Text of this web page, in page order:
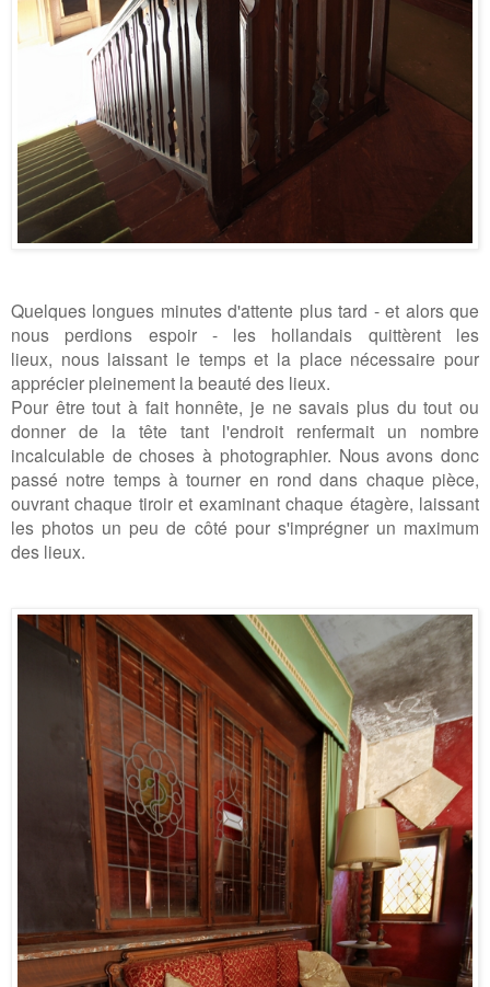
Quelques longues minutes d'attente plus tard - et alors que
nous perdions espoir - les hollandais quittèrent les
lieux, nous laissant le temps et la place nécessaire pour
apprécier pleinement la beauté des lieux.
Pour être tout à fait honnête, je ne savais plus du tout ou
donner de la tête tant l'endroit renfermait un nombre
incalculable de choses à photographier. Nous avons donc
passé notre temps à tourner en rond dans chaque pièce,
ouvrant chaque tiroir et examinant chaque étagère, laissant
les photos un peu de côté pour s'imprégner un maximum
des lieux.